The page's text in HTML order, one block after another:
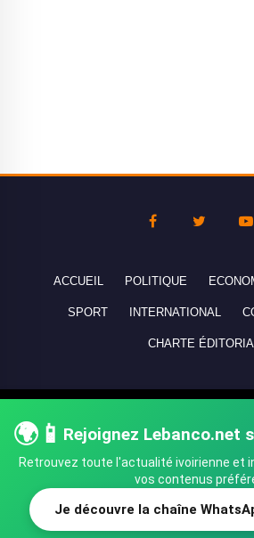
SHARE
🌍📱 Rejoignez Lebanco.net
Retrouvez toute l'actualité ivoirienne et
vos contenus
Je découvre la chaîne
ACCUEIL POLITIQUE
SPORT INTERNATIONAL
CHARTE
réservés - All rights